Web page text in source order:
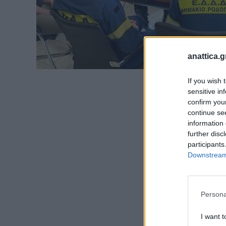
If you wish
sensitive
confirm
continue
information
further
I want